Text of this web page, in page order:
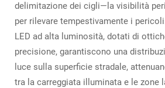
delimitazione dei cigli—la visibilità
per rilevare tempestivamente i
LED ad alta luminosità, dotati di
precisione, garantiscono una
luce sulla superficie stradale,
tra la carreggiata illuminata e le zone